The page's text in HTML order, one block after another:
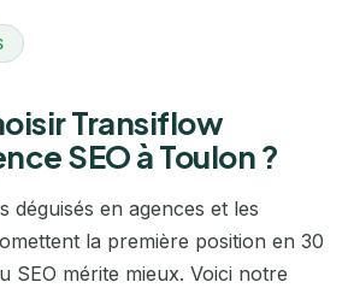
Transiflow
SEO à Toulon ?
déguisés en agences et les
la première position en 30
SEO mérite mieux. Voici notre